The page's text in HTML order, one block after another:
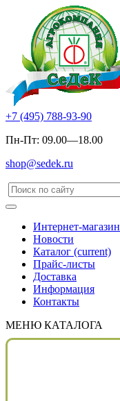
+7 (495) 788-93-90
Пн-Пт: 09.00—18.00
shop@sedek.ru
Интернет-магазин
Новости
Каталог (current)
Прайс-листы
Доставка
Информация
Контакты
МЕНЮ КАТАЛОГА